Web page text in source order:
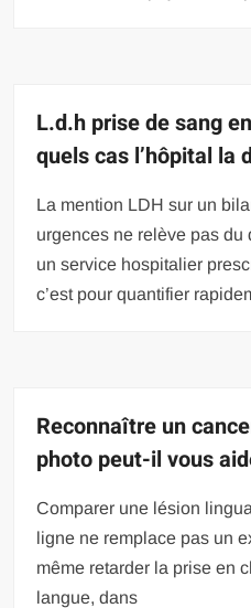
L.d.h prise de sang
quels cas l’hôpital la
La mention LDH sur un
urgences ne relève pas du
un service hospitalier
c’est pour quantifier
Reconnaître un
photo peut-il vous
Comparer une lésion
ligne ne remplace pas un
même retarder la prise en
langue, dans